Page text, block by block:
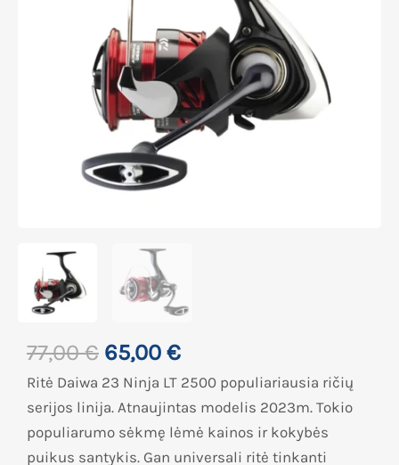
77,00€ 65,00 €
Ritė Daiwa 23 Ninja LT 2500 populiariausia ričių
serijos linija. Atnaujintas modelis 2023m. Tokio
populiarumo sėkmę lėmė kainos ir kokybės
puikus santykis. Gan universali ritė tinkanti